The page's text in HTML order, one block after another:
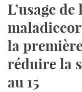
L’usage
la
réduire la
au 15